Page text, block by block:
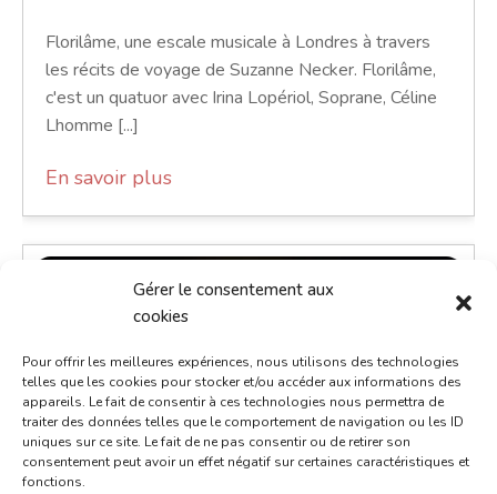
Gérer le consentement aux
cookies
Pour offrir les meilleures expériences, nous utilisons des technologies
telles que les cookies pour stocker et/ou accéder aux informations des
appareils. Le fait de consentir à ces technologies nous permettra de
traiter des données telles que le comportement de navigation ou les ID
uniques sur ce site. Le fait de ne pas consentir ou de retirer son
consentement peut avoir un effet négatif sur certaines caractéristiques et
fonctions.
Florilâme, une escale musicale à Londres à travers
les récits de voyage de Suzanne Necker. Florilâme,
c'est un quatuor avec Irina Lopériol, Soprane, Céline
Lhomme [...]
En savoir plus